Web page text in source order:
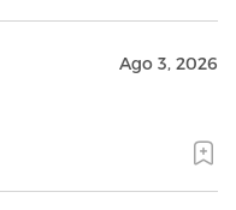
Ago 3, 2026